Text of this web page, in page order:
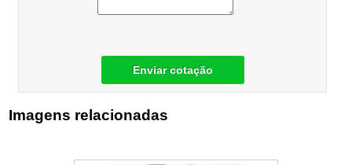
Enviar cotação
Imagens relacionadas